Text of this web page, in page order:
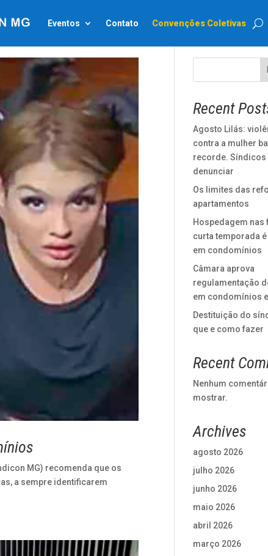
Eventos Contato Convenções Coletivas
MG) recomenda que os
a sempre identificarem
Recent
Agosto Lilás:
contra a mulher
recorde. Síndicos
denunciar
Os limites das
apartamentos
Hospedagem nas
curta temporada
em condomínios
Câmara aprova
regulamentação
em condomínios
Destituição do
que e como fazer
Recent
Nenhum
mostrar.
Archives
agosto 2026
julho 2026
junho 2026
maio 2026
abril 2026
março 2026